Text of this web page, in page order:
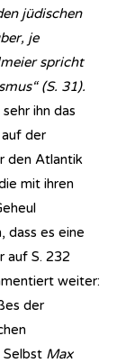
jüdischen
je
spricht
(S. 31).
ihn das
der
den Atlantik
mit ihren
dass es eine
auf S. 232
weiter:
der
Selbst Max